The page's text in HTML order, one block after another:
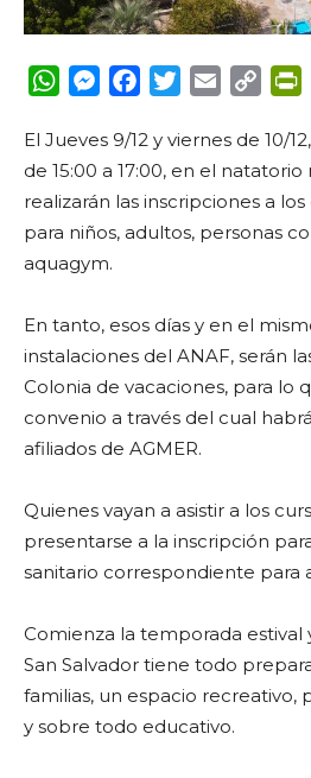
WhatsApp
Messenger
FacebookTwitterEmail Copy
El Jueves 9/12 y viernes de 10/
de 15:00 a 17:00, en el
realizarán las inscripciones a
para niños, adultos, personas
aquagym.
En tanto, esos días y en el
instalaciones del ANAF, serán
Colonia de vacaciones, para lo
convenio a través del cual
afiliados de AGMER.
Quienes vayan a asistir a los
presentarse a la inscripción
sanitario correspondiente para
Comienza la temporada estival
San Salvador tiene todo
familias, un espacio recreativo,
y sobre todo educativo.